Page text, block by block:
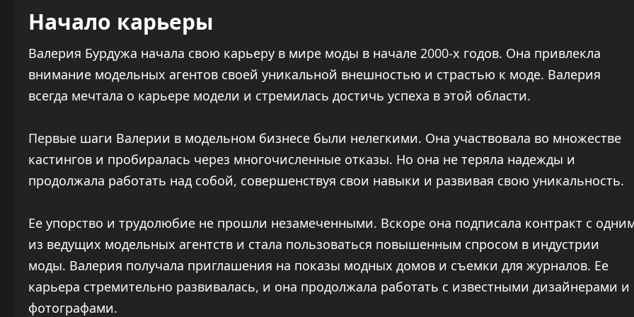
Начало карьеры
Валерия Бурдужа начала свою карьеру в мире моды в начале 2000-х годов. Она привлекла
внимание модельных агентов своей уникальной внешностью и страстью к моде. Валерия
всегда мечтала о карьере модели и стремилась достичь успеха в этой области.
Первые шаги Валерии в модельном бизнесе были нелегкими. Она участвовала во множестве
кастингов и пробиралась через многочисленные отказы. Но она не теряла надежды и
продолжала работать над собой, совершенствуя свои навыки и развивая свою уникальность.
Ее упорство и трудолюбие не прошли незамеченными. Вскоре она подписала контракт с
из ведущих модельных агентств и стала пользоваться повышенным спросом в индустрии
моды. Валерия получала приглашения на показы модных домов и съемки для журналов. Ее
карьера стремительно развивалась, и она продолжала работать с известными дизайнерами и
фотографами.